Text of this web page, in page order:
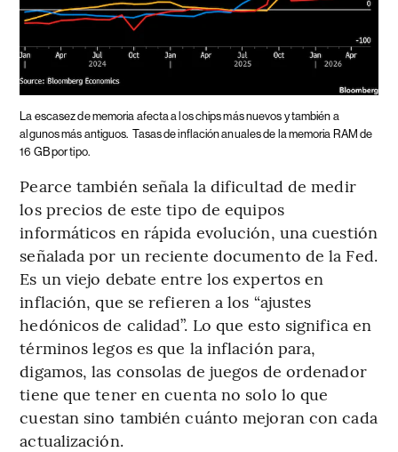
La escasez de memoria afecta a los chips más nuevos y también a
algunos más antiguos. Tasas de inflación anuales de la memoria RAM de
16 GB por tipo.
Pearce también señala la dificultad de medir
los precios de este tipo de equipos
informáticos en rápida evolución, una cuestión
señalada por un reciente documento de la Fed.
Es un viejo debate entre los expertos en
inflación, que se refieren a los “ajustes
hedónicos de calidad”. Lo que esto significa en
términos legos es que la inflación para,
digamos, las consolas de juegos de ordenador
tiene que tener en cuenta no solo lo que
cuestan sino también cuánto mejoran con cada
actualización.